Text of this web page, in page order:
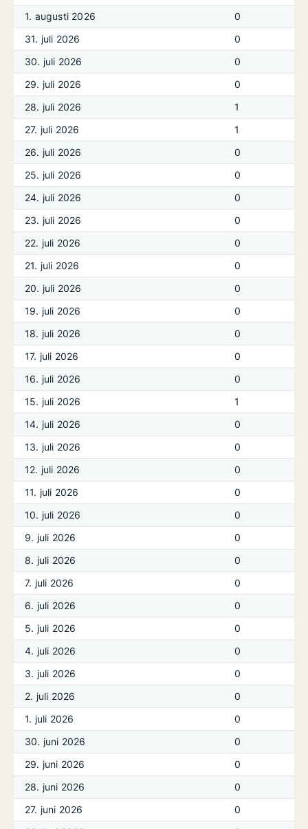
1. augusti 2026
0
31. juli 2026
0
30. juli 2026
0
29. juli 2026
0
28. juli 2026
1
27. juli 2026
1
26. juli 2026
0
25. juli 2026
0
24. juli 2026
0
23. juli 2026
0
22. juli 2026
0
21. juli 2026
0
20. juli 2026
0
19. juli 2026
0
18. juli 2026
0
17. juli 2026
0
16. juli 2026
0
15. juli 2026
1
14. juli 2026
0
13. juli 2026
0
12. juli 2026
0
11. juli 2026
0
10. juli 2026
0
9. juli 2026
0
8. juli 2026
0
7. juli 2026
0
6. juli 2026
0
5. juli 2026
0
4. juli 2026
0
3. juli 2026
0
2. juli 2026
0
1. juli 2026
0
30. juni 2026
0
29. juni 2026
0
28. juni 2026
0
27. juni 2026
0